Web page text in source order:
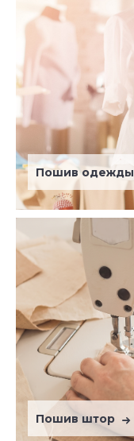
Пошив одежды
Пошив штор